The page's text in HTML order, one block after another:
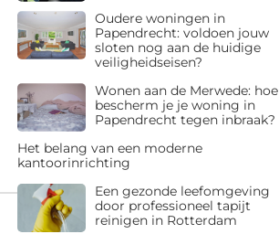
Oudere woningen in
Papendrecht: voldoen jouw
sloten nog aan de huidige
veiligheidseisen?
Wonen aan de Merwede: hoe
bescherm je je woning in
Papendrecht tegen inbraak?
Het belang van een moderne
kantoorinrichting
Een gezonde leefomgeving
door professioneel tapijt
reinigen in Rotterdam